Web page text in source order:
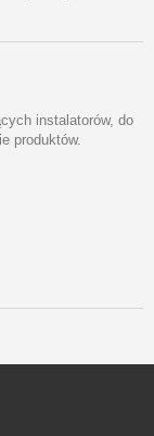
instalatorów, do
produktów.